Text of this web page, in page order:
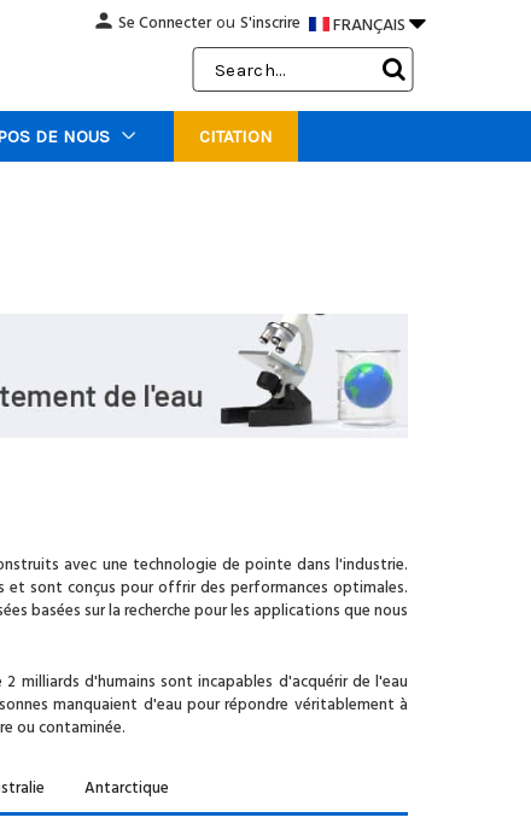
person Se Connecter ou S'inscrire FRANÇAIS
Keyword:
DE NOUS CITATION
avec une technologie de pointe dans l'industrie.
et sont conçus pour offrir des performances optimales.
basées sur la recherche pour les applications que nous
milliards d'humains sont incapables d'acquérir de l'eau
manquaient d'eau pour répondre véritablement à
ou contaminée.
Antarctique